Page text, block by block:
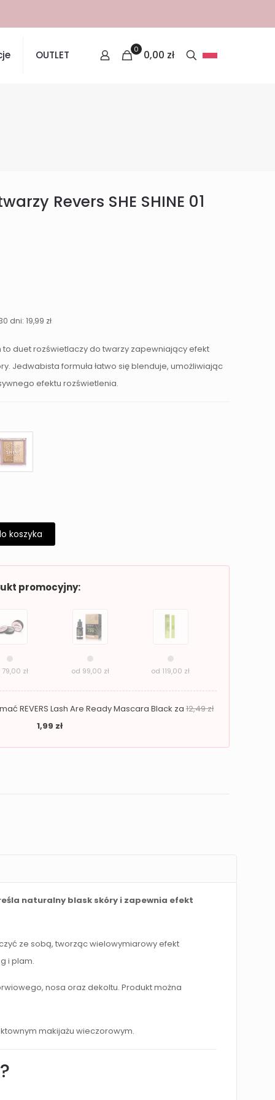
OUTLET 0 0,00 zł
Revers SHE SHINE 01
zł.
dni: 19,99 zł
to duet rozświetlaczy do twarzy zapewniający efekt
Jedwabista formuła łatwo się blenduje, umożliwiając
efektu rozświetlenia.
koszyka
promocyjny:
79,00 zł od 99,00 zł od 119,00 zł
REVERS Lash Are Ready Mascara Black za 12,49zł
1,99 zł
naturalny blask skóry i zapewnia efekt
ze sobą, tworząc wielowymiarowy efekt
i plam.
nosa oraz dekoltu. Produkt można
makijażu wieczorowym.